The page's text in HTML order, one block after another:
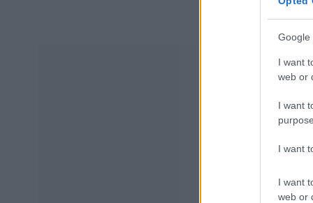
Google
I want
web or
I want
I want
I want
web or